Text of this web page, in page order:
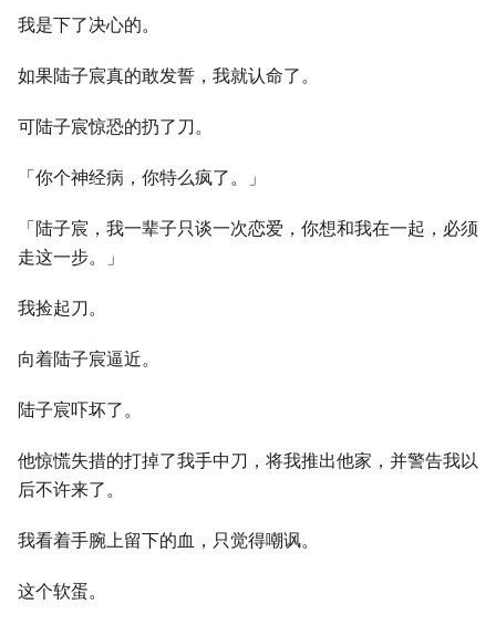
我是下了决心的。
如果陆子宸真的敢发誓，我就认命了。
可陆子宸惊恐的扔了刀。
「你个神经病，你特么疯了。」
「陆子宸，我一辈子只谈一次恋爱，你想和我在一起，必须
走这一步。」
我捡起刀。
向着陆子宸逼近。
陆子宸吓坏了。
他惊慌失措的打掉了我手中刀，将我推出他家，并警告我以
后不许来了。
我看着手腕上留下的血，只觉得嘲讽。
这个软蛋。